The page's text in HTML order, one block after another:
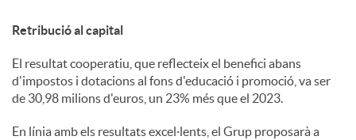
Retribució al capital
El resultat cooperatiu, que reflecteix el benefici abans
d'impostos i dotacions al fons d'educació i promoció, va ser
de 30,98 milions d'euros, un 23% més que el 2023.
En línia amb els resultats excel·lents, el Grup proposarà a